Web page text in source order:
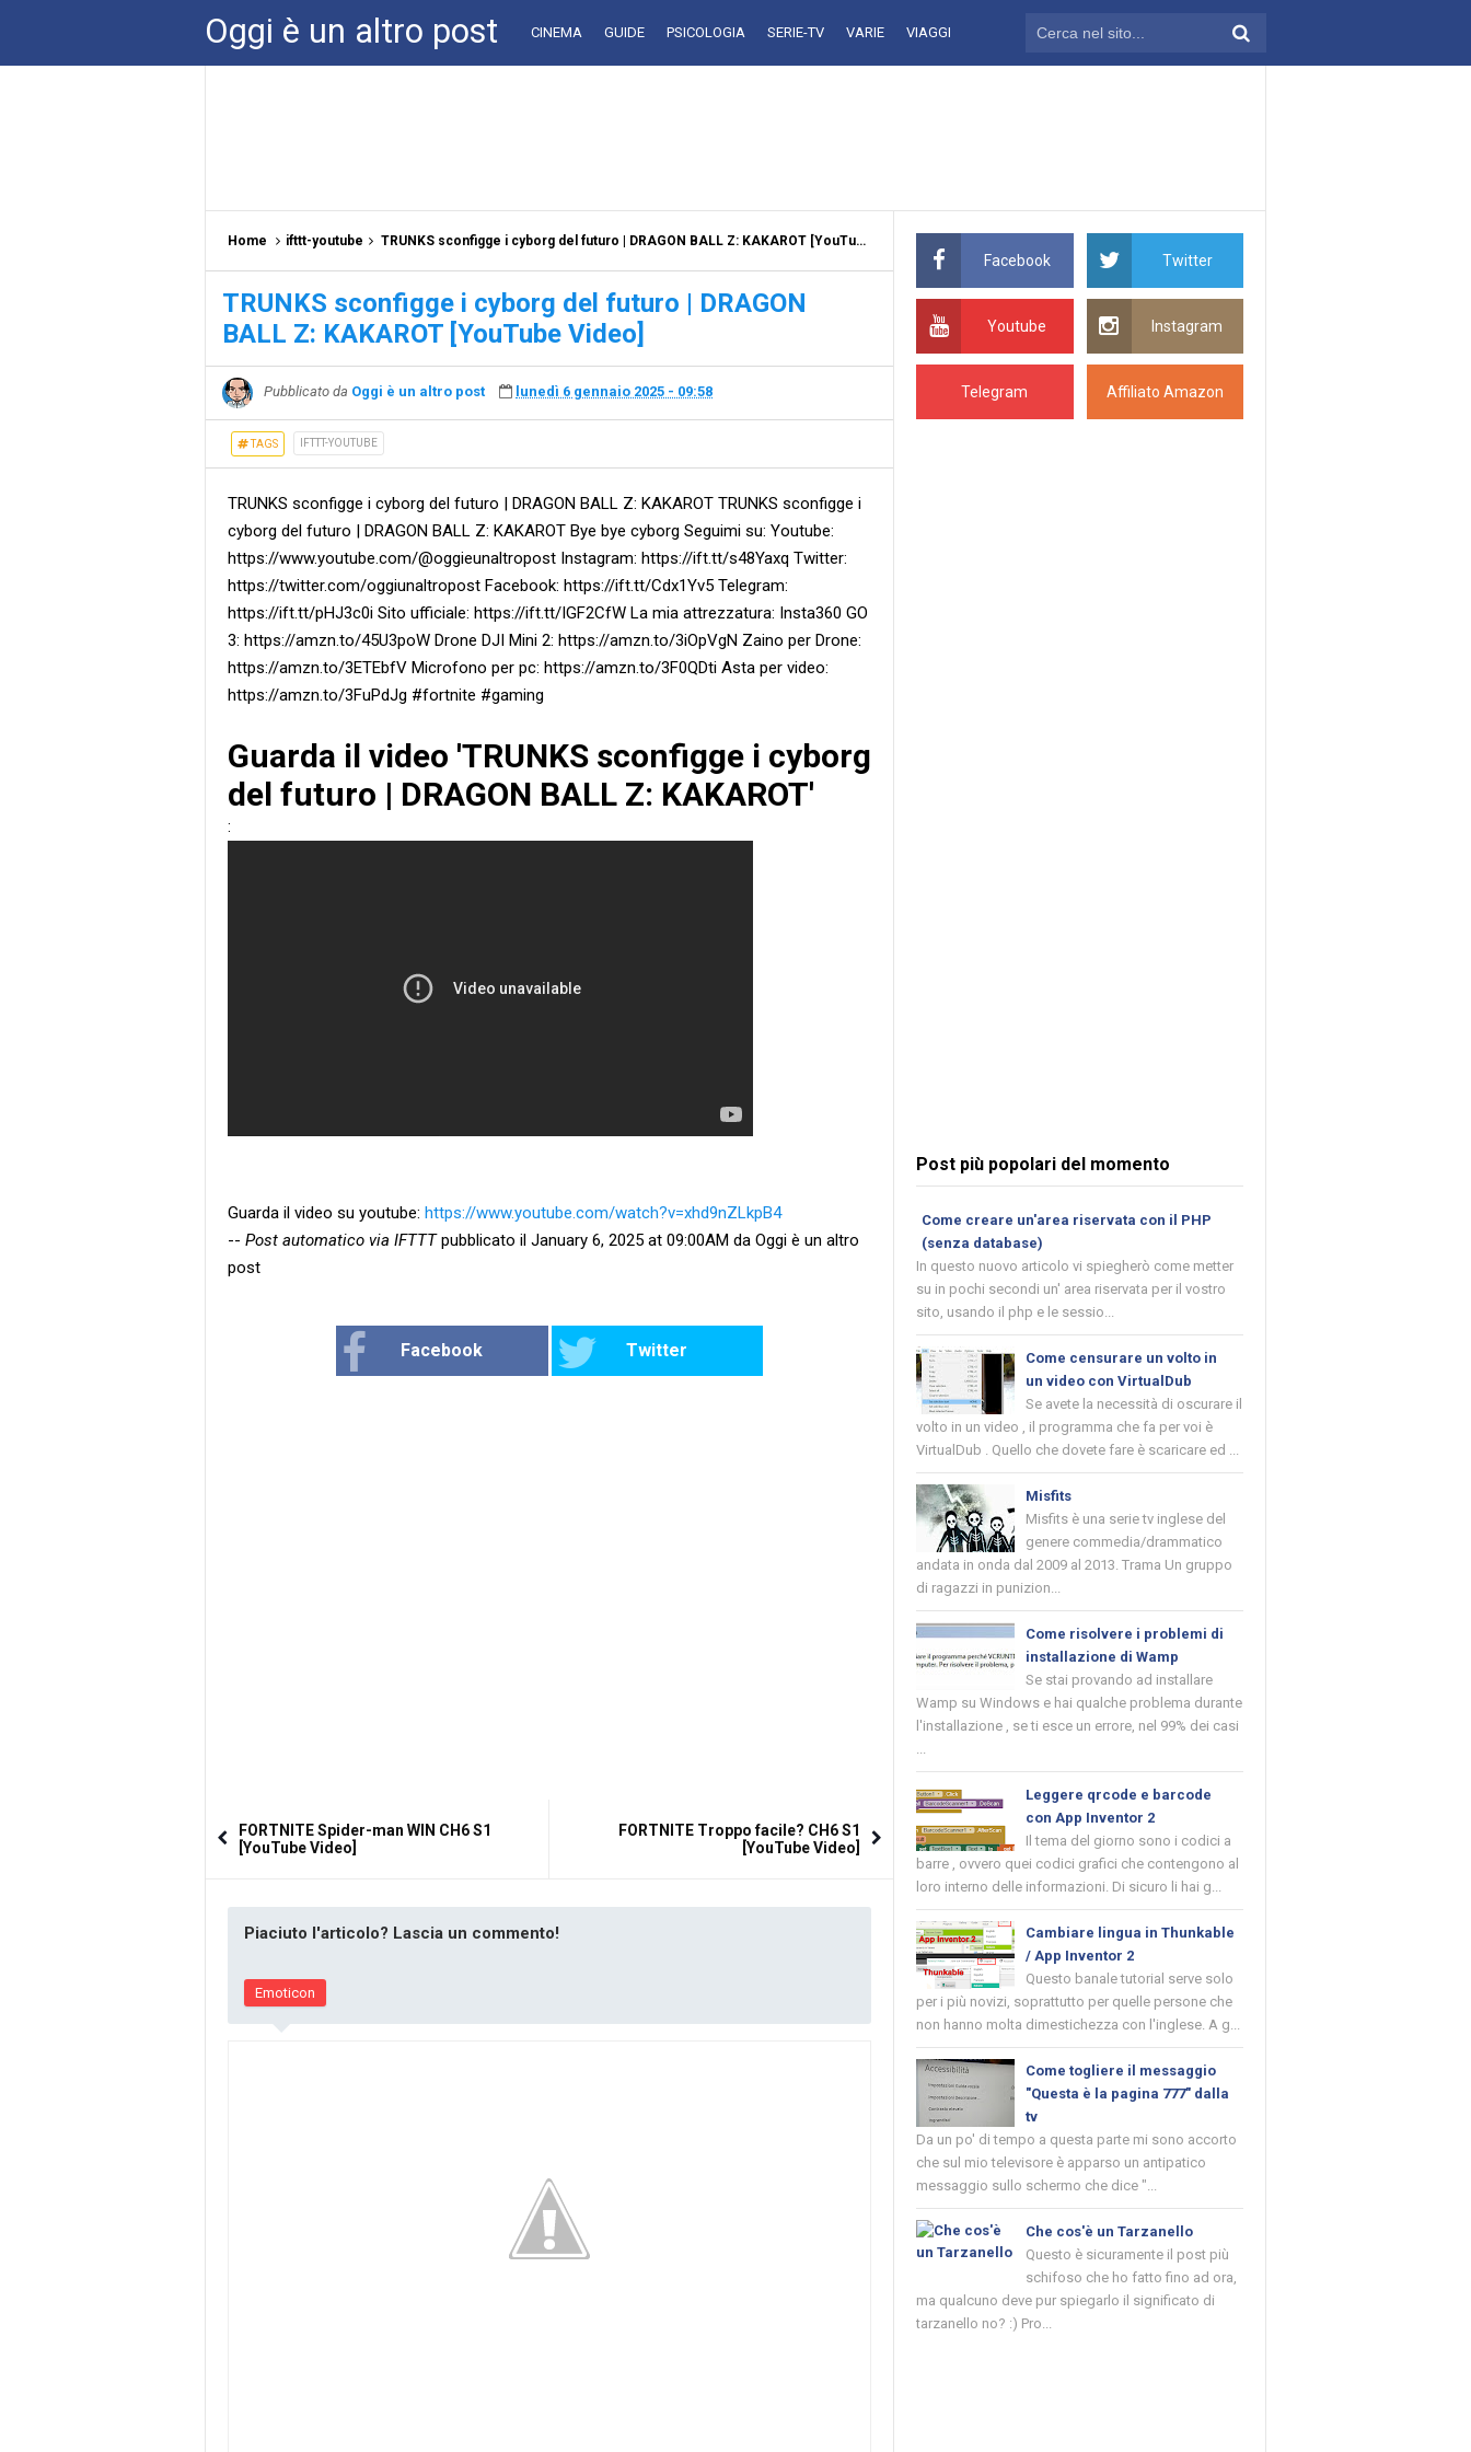
Oggi è un altro post CINEMA GUIDE PSICOLOGIA SERIE-TV VARIE VIAGGI
Home ifttt-youtube TRUNKS sconfigge i cyborg del futuro | DRAGON BALL Z: KAKAROT [YouTube Video]
TRUNKS sconfigge i cyborg del futuro | DRAGON
BALL Z: KAKAROT [YouTube Video]
Pubblicato da Oggi è un altro post lunedì 6 gennaio 2025 - 09:58
TAGS IFTTT-YOUTUBE
TRUNKS sconfigge i cyborg del futuro | DRAGON BALL Z: KAKAROT TRUNKS sconfigge i
cyborg del futuro | DRAGON BALL Z: KAKAROT Bye bye cyborg Seguimi su: Youtube:
https://www.youtube.com/@oggieunaltropost Instagram: https://ift.tt/s48Yaxq Twitter:
https://twitter.com/oggiunaltropost Facebook: https://ift.tt/Cdx1Yv5 Telegram:
https://ift.tt/pHJ3c0i Sito ufficiale: https://ift.tt/IGF2CfW La mia attrezzatura: Insta360 GO
3: https://amzn.to/45U3poW Drone DJI Mini 2: https://amzn.to/3iOpVgN Zaino per Drone:
https://amzn.to/3ETEbfV Microfono per pc: https://amzn.to/3F0QDti Asta per video:
https://amzn.to/3FuPdJg #fortnite #gaming
Guarda il video 'TRUNKS sconfigge i cyborg
del futuro | DRAGON BALL Z: KAKAROT'
:
Guarda il video su youtube: https://www.youtube.com/watch?v=xhd9nZLkpB4
-- Post automatico via IFTTTpubblicato il January 6, 2025 at 09:00AM da Oggi è un altro
post
Facebook Twitter
FORTNITE Spider-man WIN CH6 S1
[YouTube Video]
FORTNITE Troppo facile? CH6 S1
[YouTube Video]
Piaciuto l'articolo? Lascia un commento!
Emoticon
Facebook Twitter
Youtube Instagram
Telegram Affiliato Amazon
Post più popolari del momento
Come creare un'area riservata con il PHP
(senza database)
In questo nuovo articolo vi spiegherò come metter
su in pochi secondi un' area riservata per il vostro
sito, usando il php e le sessio...
Come censurare un volto in
un video con VirtualDub
Se avete la necessità di oscurare il
volto in un video , il programma che fa per voi è
VirtualDub . Quello che dovete fare è scaricare ed ...
Misfits
Misfits è una serie tv inglese del
genere commedia/drammatico
andata in onda dal 2009 al 2013. Trama Un gruppo
di ragazzi in punizion...
Come risolvere i problemi di
installazione di Wamp
Se stai provando ad installare
Wamp su Windows e hai qualche problema durante
l'installazione , se ti esce un errore, nel 99% dei casi
...
Leggere qrcode e barcode
con App Inventor 2
Il tema del giorno sono i codici a
barre , ovvero quei codici grafici che contengono al
loro interno delle informazioni. Di sicuro li hai g...
Cambiare lingua in Thunkable
/ App Inventor 2
Questo banale tutorial serve solo
per i più novizi, soprattutto per quelle persone che
non hanno molta dimestichezza con l'inglese. A g...
Come togliere il messaggio
"Questa è la pagina 777" dalla
tv
Da un po' di tempo a questa parte mi sono accorto
che sul mio televisore è apparso un antipatico
messaggio sullo schermo che dice "...
Che cos'è un Tarzanello
Questo è sicuramente il post più
schifoso che ho fatto fino ad ora,
ma qualcuno deve pur spiegarlo il significato di
tarzanello no? :) Pro...